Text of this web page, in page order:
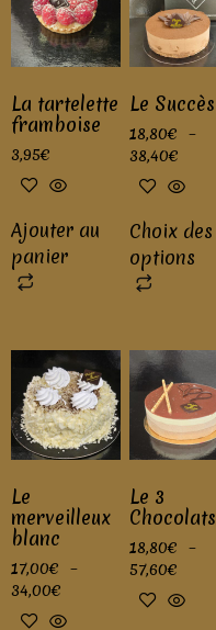
La tartelette
framboise
3,95€
Ajouter au
panier
Le Succès
18,80€ –
38,40€
Choix des
options
Le
merveilleux
blanc
17,00€ –
34,00€
Le 3
Chocolats
18,80€ –
57,60€